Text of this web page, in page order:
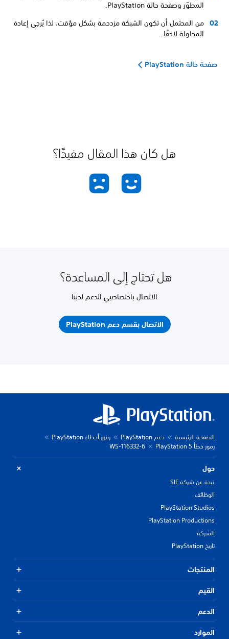
المطوّر وصفحة حالة PlayStation.
من المحتمل أن تكون الشبكة مزدحمة بشكل مؤقت، لذا يُرجى إعادة
المحاولة لاحقًا.
صفحة حالة PlayStation
هل كان هذا المقال مفيدًا؟
هل تحتاج إلى المساعدة؟
الاتصال باختصاصيي الدعم لدينا
الاتصال بقسم دعم PlayStation
الصفحة الرئيسية دعم PlayStation
رموز أخطاء PlayStation
رموز خطأ PlayStation 5
WS-116332-6
حول
نبذة عن شركة SIE
الوظائف
PlayStation Studios
PlayStation Productions
الشركة
تاريخ PlayStation
المنتجات
القيم
الدعم
الموارد